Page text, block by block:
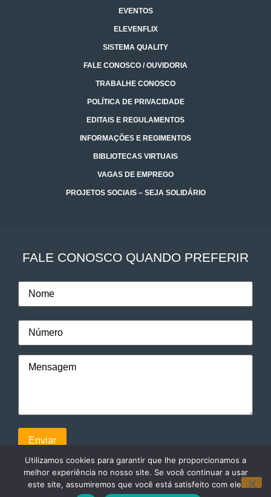
EVENTOS
ELEVENFLIX
SISTEMA QUALITY
FALE CONOSCO / OUVIDORIA
TRABALHE CONOSCO
POLÍTICA DE PRIVACIDADE
EDITAIS E REGULAMENTOS
INFORMAÇÕES E REGIMENTOS
BIBLIOTECAS VIRTUAIS
VAGAS DE EMPREGO
PROJETOS SOCIAIS – SEJA SOLIDÁRIO
FALE CONOSCO QUANDO PREFERIR
Utilizamos cookies para garantir que lhe proporcionamos a
melhor experiência no nosso site. Se você continuar a usar
este site, assumiremos que você está satisfeito com ele.